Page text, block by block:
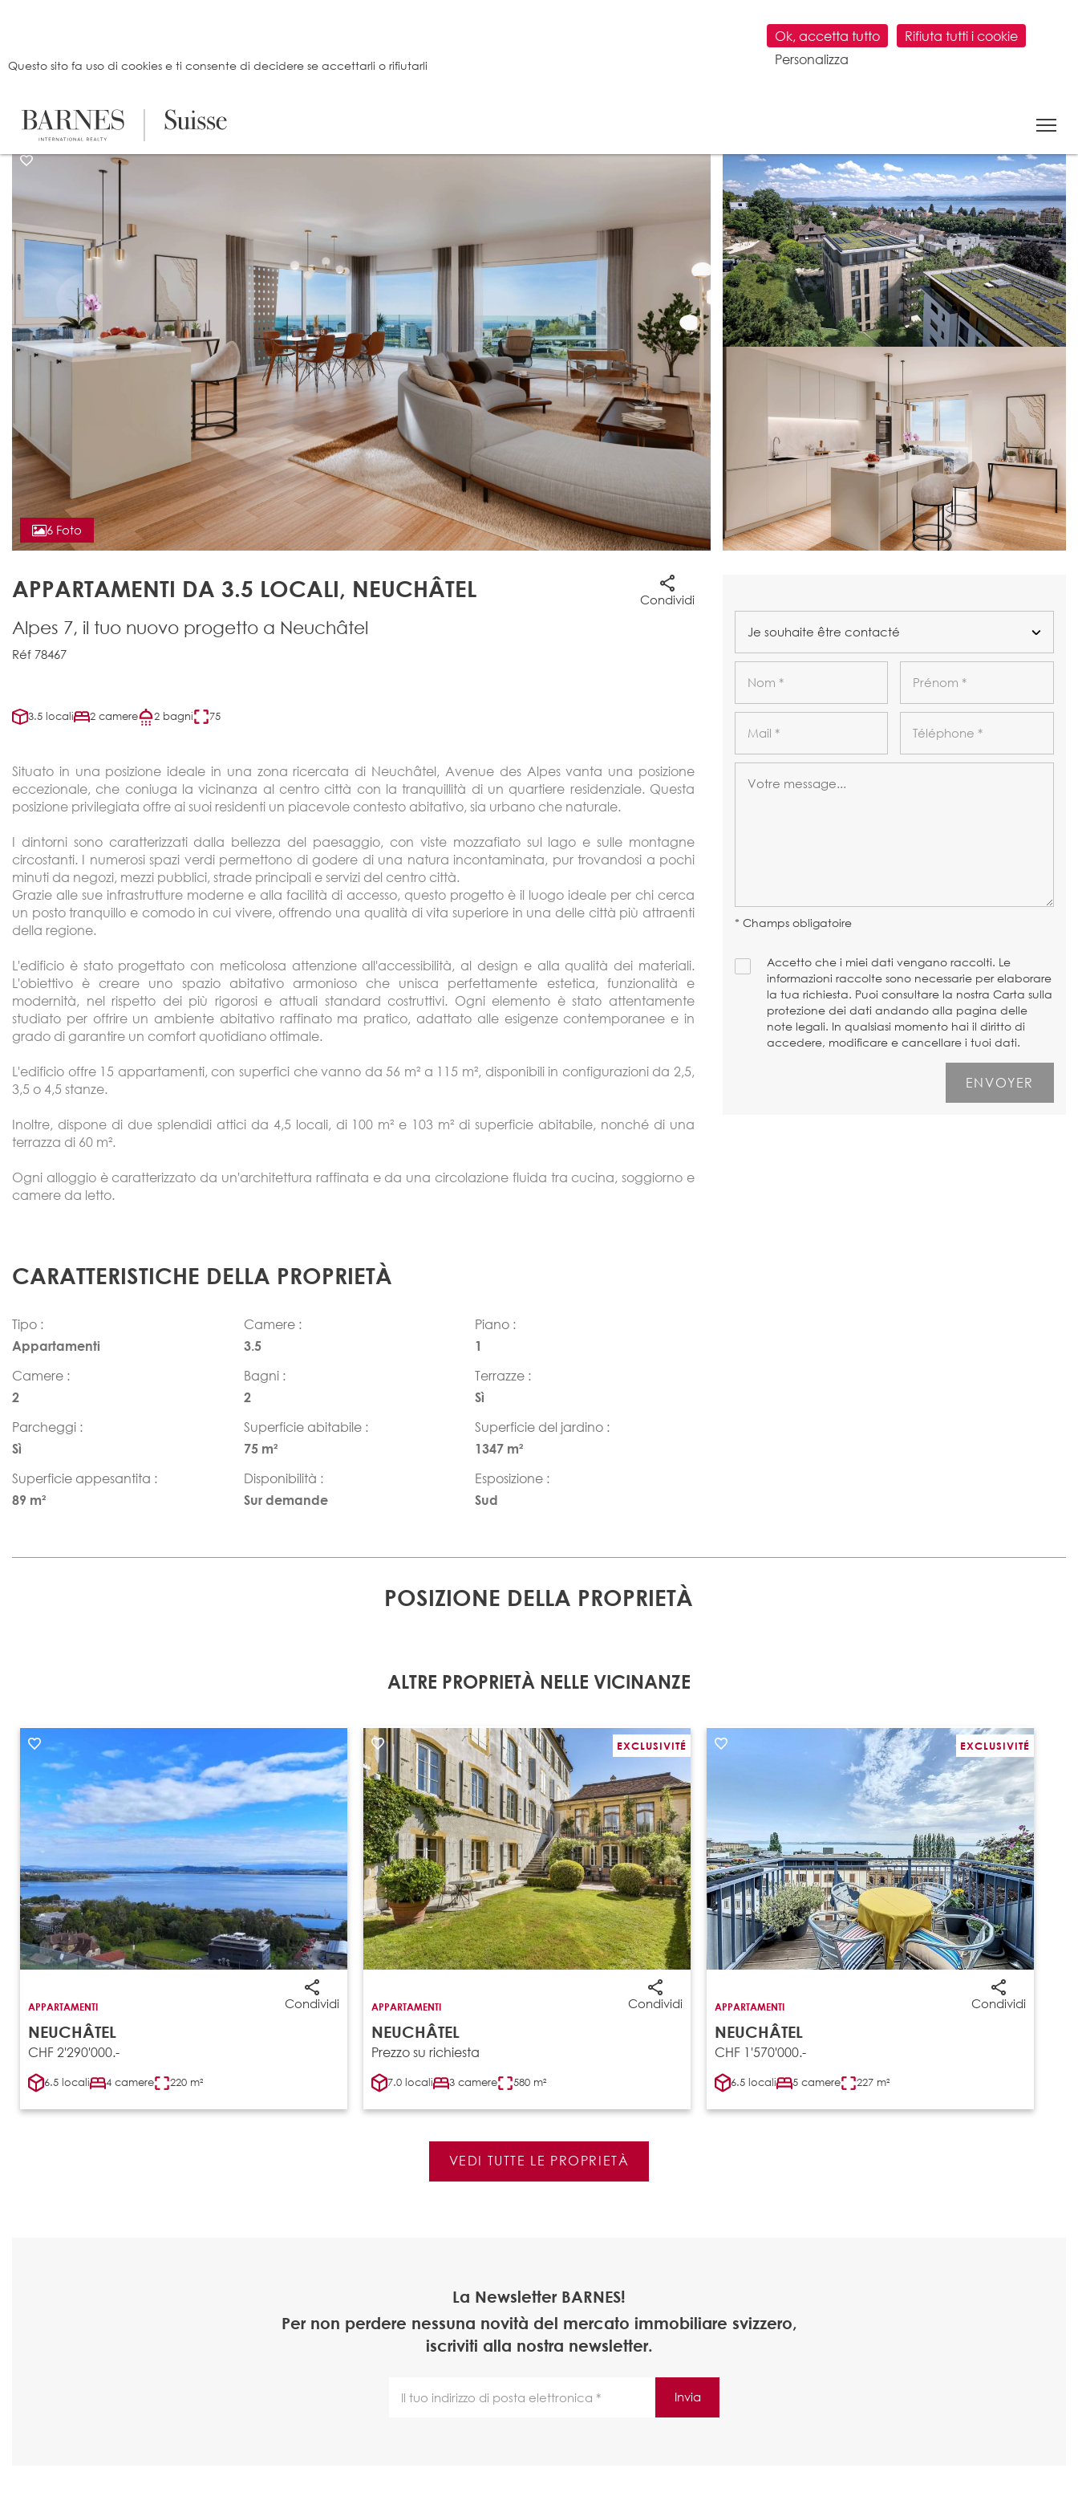
6 Foto
APPARTAMENTI DA 3.5 LOCALI, NEUCHÂTEL Condividi
Alpes 7, il tuo nuovo progetto a Neuchâtel
Réf 78467
3.5 locali 2 camere 2 bagni 75
Situato in una posizione ideale in una zona ricercata di Neuchâtel, Avenue des Alpes vanta una posizione
eccezionale, che coniuga la vicinanza al centro città con la tranquillità di un quartiere residenziale. Questa
posizione privilegiata offre ai suoi residenti un piacevole contesto abitativo, sia urbano che naturale.
I dintorni sono caratterizzati dalla bellezza del paesaggio, con viste mozzafiato sul lago e sulle montagne
circostanti. I numerosi spazi verdi permettono di godere di una natura incontaminata, pur trovandosi a pochi
minuti da negozi, mezzi pubblici, strade principali e servizi del centro città.
Grazie alle sue infrastrutture moderne e alla facilità di accesso, questo progetto è il luogo ideale per chi cerca
un posto tranquillo e comodo in cui vivere, offrendo una qualità di vita superiore in una delle città più attraenti
della regione.
L'edificio è stato progettato con meticolosa attenzione all'accessibilità, al design e alla qualità dei materiali.
L'obiettivo è creare uno spazio abitativo armonioso che unisca perfettamente estetica, funzionalità e
modernità, nel rispetto dei più rigorosi e attuali standard costruttivi. Ogni elemento è stato attentamente
studiato per offrire un ambiente abitativo raffinato ma pratico, adattato alle esigenze contemporanee e in
grado di garantire un comfort quotidiano ottimale.
L'edificio offre 15 appartamenti, con superfici che vanno da 56 m² a 115 m², disponibili in configurazioni da 2,5,
3,5 o 4,5 stanze.
Inoltre, dispone di due splendidi attici da 4,5 locali, di 100 m² e 103 m² di superficie abitabile, nonché di una
terrazza di 60 m².
Ogni alloggio è caratterizzato da un'architettura raffinata e da una circolazione fluida tra cucina, soggiorno e
camere da letto.
CARATTERISTICHE DELLA PROPRIETÀ
Tipo :
Appartamenti
Camere :
3.5
Piano :
1
Camere :
2
Bagni :
2
Terrazze :
Sì
Parcheggi :
Sì
Superficie abitabile :
75 m²
Superficie del jardino :
1347 m²
Superficie appesantita :
89 m²
Disponibilità :
Sur demande
Esposizione :
Sud
* Champs obligatoire
Accetto che i miei dati vengano raccolti. Le
informazioni raccolte sono necessarie per elaborare
la tua richiesta. Puoi consultare la nostra Carta sulla
protezione dei dati andando alla pagina delle
note legali. In qualsiasi momento hai il diritto di
accedere, modificare e cancellare i tuoi dati.
POSIZIONE DELLA PROPRIETÀ
ALTRE PROPRIETÀ NELLE VICINANZE
Condividi
APPARTAMENTI
NEUCHÂTEL
CHF 2'290'000.-
6.5 locali 4 camere 220 m²
EXCLUSIVITÉ
Condividi
APPARTAMENTI
NEUCHÂTEL
Prezzo su richiesta
7.0 locali 3 camere 580 m²
EXCLUSIVITÉ
Condividi
APPARTAMENTI
NEUCHÂTEL
CHF 1'570'000.-
6.5 locali 5 camere 227 m²
VEDI TUTTE LE PROPRIETÀ
La Newsletter BARNES!
Per non perdere nessuna novità del mercato immobiliare svizzero,
iscriviti alla nostra newsletter.
Questo sito fa uso di cookies e ti consente di decidere se accettarli o rifiutarli
Ok, accetta tutto
Rifiuta tutti i cookie
Personalizza